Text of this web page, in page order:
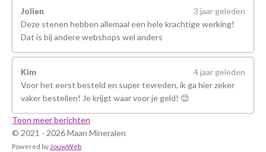
Jolien
3 jaar geleden
Deze stenen hebben allemaal een hele krachtige werking!
Dat is bij andere webshops wel anders
Kim
4 jaar geleden
Voor het eerst besteld en super tevreden, ik ga hier zeker
vaker bestellen! Je krijgt waar voor je geld! 😊
Toon meer berichten
© 2021 - 2026 Maan Mineralen
Powered by JouwWeb